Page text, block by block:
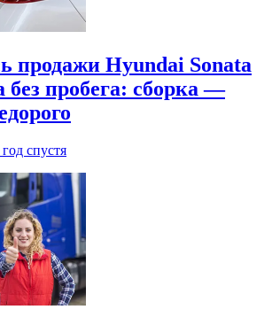
продажи Hyundai Sonata
без пробега: сборка —
год спустя